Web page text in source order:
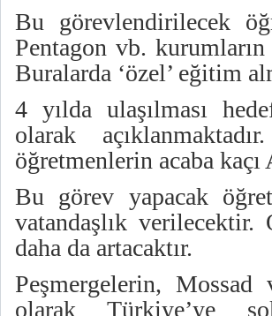
Bu görevlendirilecek
Pentagon vb.
Buralarda ‘özel’ eğitim
4 yılda ulaşılması
olarak
öğretmenlerin acaba
Bu görev yapacak
vatandaşlık
daha da artacaktır.
Peşmergelerin,
olarak Türkiye’ye